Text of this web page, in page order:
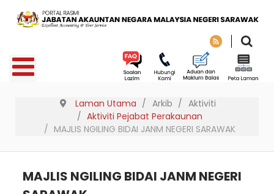
Laman Utama Arkib
Aktiviti
Aktiviti Pejabat Perakaunan
MAJLIS NGILING BIDAI JANM NEGERI SARAWAK
MAJLIS NGILING BIDAI JANM NEGERI